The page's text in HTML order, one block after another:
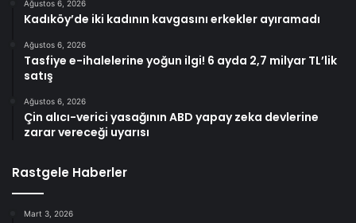
Ağustos 6, 2026
Kadıköy’de iki kadının kavgasını erkekler ayıramadı
Ağustos 6, 2026
Tasfiye e-ihalelerine yoğun ilgi! 6 ayda 2,7 milyar TL’lik
satış
Ağustos 6, 2026
Çin alıcı-verici yasağının ABD yapay zeka devlerine
zarar vereceği uyarısı
Rastgele Haberler
Mart 3, 2026